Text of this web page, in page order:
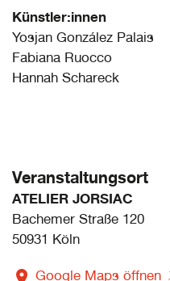
Künstler:innen
Yosjan González Palais
Fabiana Ruocco
Hannah Schareck
Veranstaltungsort
ATELIER JORSIAC
Bachemer Straße 120
50931 Köln
Google Maps öffnen